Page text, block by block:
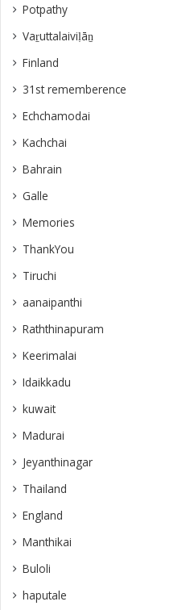
‎Potpathy
Vaṟuttalaiviḷāṉ
Finland
31st rememberence
Echchamodai
Kachchai
Bahrain
Galle
Memories
ThankYou
Tiruchi
aanaipanthi
Raththinapuram
Keerimalai
Idaikkadu
kuwait
Madurai
Jeyanthinagar
Thailand
England
Manthikai
Buloli
haputale